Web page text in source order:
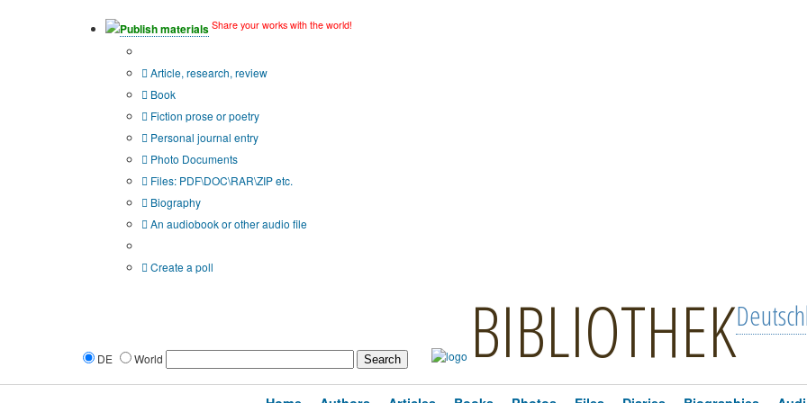
Publish materials Share your works with the world!
Article, research, review
Book
Fiction prose or poetry
Personal journal entry
Photo Documents
Files: PDF\DOC\RAR\ZIP etc.
Biography
An audiobook or other audio file
Create a poll
DE World BIBLIOTHEK